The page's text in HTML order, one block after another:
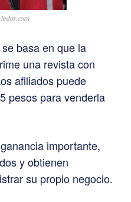
basa en que la
una revista con
afiliados puede
pesos para venderla
importante,
y obtienen
su propio negocio.